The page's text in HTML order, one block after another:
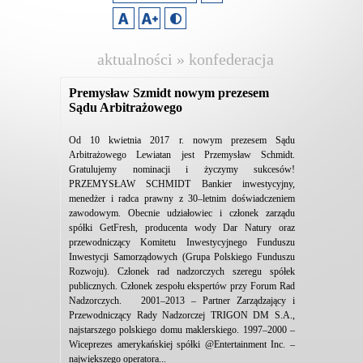
aktualności » konfederacja
Premysław Szmidt nowym prezesem
Sądu Arbitrażowego
Od 10 kwietnia 2017 r. nowym prezesem Sądu
Arbitrażowego Lewiatan jest Przemysław Schmidt.
Gratulujemy nominacji i życzymy sukcesów!
PRZEMYSŁAW SCHMIDT Bankier inwestycyjny,
menedżer i radca prawny z 30–letnim doświadczeniem
zawodowym. Obecnie udziałowiec i członek zarządu
spółki GetFresh, producenta wody Dar Natury oraz
przewodniczący Komitetu Inwestycyjnego Funduszu
Inwestycji Samorządowych (Grupa Polskiego Funduszu
Rozwoju). Członek rad nadzorczych szeregu spółek
publicznych. Członek zespołu ekspertów przy Forum Rad
Nadzorczych. 2001–2013 – Partner Zarządzający i
Przewodniczący Rady Nadzorczej TRIGON DM S.A.,
najstarszego polskiego domu maklerskiego. 1997–2000 –
Wiceprezes amerykańskiej spółki @Entertainment Inc. –
największego operatora...